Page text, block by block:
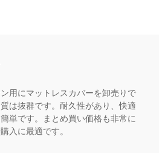
用にマットレスカバーを卸売りで
は抜群です。耐久性があり、快適
単です。まとめ買い価格も非常に
入に最適です。